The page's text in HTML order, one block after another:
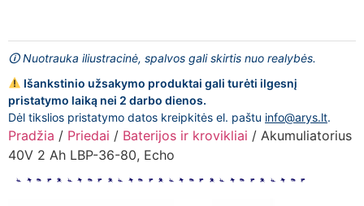
🛈 Nuotrauka iliustracinė, spalvos gali skirtis nuo realybės.
Išankstinio užsakymo produktai gali turėti ilgesnį
pristatymo laiką nei 2 darbo dienos.
Dėl tikslios pristatymo datos kreipkitės el. paštu info@arys.lt.
Pradžia / Priedai / Baterijos ir krovikliai / Akumuliatorius
40V 2 Ah LBP-36-80, Echo